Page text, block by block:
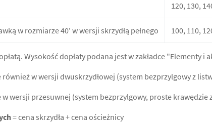
120, 130,
w rozmiarze 40' w wersji skrzydłą pełnego 100, 110,
Wysokość dopłaty podana jest w zakładce "Elementy i
w wersji dwuskrzydłowej (system bezprzylgowy z
wersji przesuwnej (system bezprzylgowy, proste krawędzie
= cena skrzydła + cena ościeżnicy